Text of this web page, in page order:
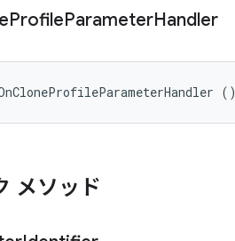
ProfileParameterHandler
()
メソッド